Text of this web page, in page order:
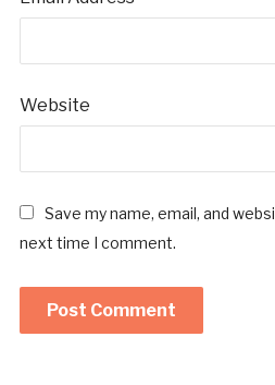
Website
Save my name, email, and
next time I comment.